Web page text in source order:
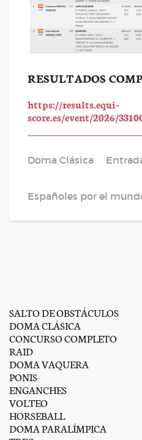
RESULTADOS
https://results.equi-
score.es/event/2026/
Doma Clásica
Españoles por el
SALTO DE OBSTÁCULOS
DOMA CLÁSICA
CONCURSO COMPLETO
RAID
DOMA VAQUERA
PONIS
ENGANCHES
VOLTEO
HORSEBALL
DOMA PARALÍMPICA